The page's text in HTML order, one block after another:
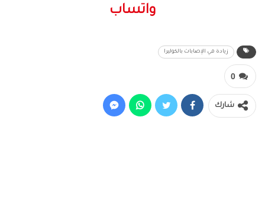
واتساب
زيادة في الإصابات بالكوليرا
0
شارك